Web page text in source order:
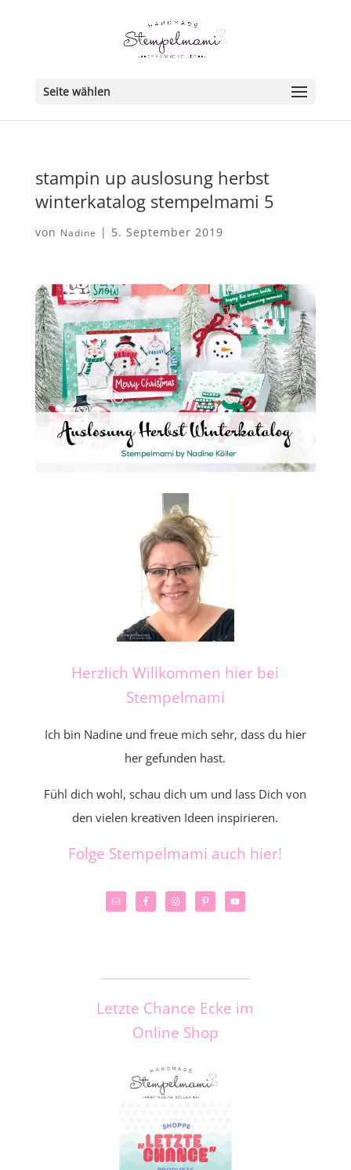
Seite wählen
stampin up auslosung herbst
winterkatalog stempelmami 5
von Nadine | 5. September 2019
Herzlich Willkommen hier bei
Stempelmami
Ich bin Nadine und freue mich sehr, dass du hier
her gefunden hast.
Fühl dich wohl, schau dich um und lass Dich von
den vielen kreativen Ideen inspirieren.
Folge Stempelmami auch hier!
Letzte Chance Ecke im
Online Shop